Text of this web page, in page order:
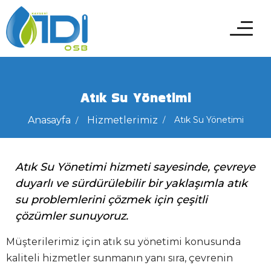
Atık Su Yönetimi
Anasayfa Hizmetlerimiz Atık Su Yönetimi
Atık Su Yönetimi hizmeti sayesinde, çevreye
duyarlı ve sürdürülebilir bir yaklaşımla atık
su problemlerini çözmek için çeşitli
çözümler sunuyoruz.
Müşterilerimiz için atık su yönetimi konusunda
kaliteli hizmetler sunmanın yanı sıra, çevrenin